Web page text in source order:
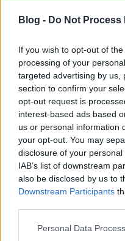
Blog - Do Not
If you wish to opt-out of
processing of your
targeted advertising by us,
section to confirm your
opt-out request is
interest-based ads based
us or personal information
your opt-out. You may
disclosure of your
IAB’s list of downstream
also be disclosed by us to
Downstream Participants
Please note that this
Personal Data
A rajt fergeteges, egy
amerikai himnuszt.
Susanna Phillips
a himnusz után
a maratont...
re és szokatlanul
sávot a hídon, hát
percet az első
manem kocogni jöttem
3:50-nel meglenne a
a legjobb NY
erősnek érzem
bármi. Keresek egy
sem, így az órámat
lemaradást.